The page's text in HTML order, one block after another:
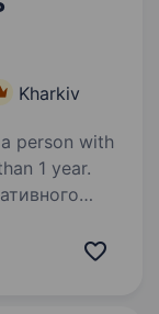
Kharkiv
person with
1 year.